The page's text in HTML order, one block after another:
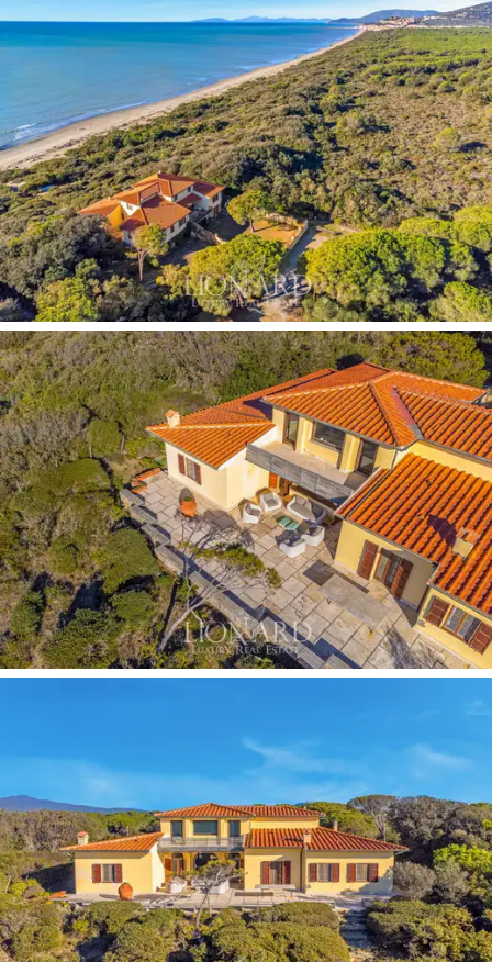
De villa, het resultaat van een vakkundige planning,
beslaat in totaal589 m²en biedt in totaal12
slaapkamers. Dit charmante landgoed valt op door zijn
grote ramenmet uitzicht op de turquoise zee en door
het verfijnde gebruik vantravertijn.Deelegante
historische afwerkingengeven dit landgoed een uniek
karakter en een verhaal dat de verfijning van Italiaans
vakmanschap en design vertelt. Het interieur van de
villa is eenperfecte balans tussen elegantie en
functionaliteit. Op de begane grond bevindt zich een
ruime kamermet een prachtig uitzicht opzee,een
ingerichtekeuken, eenhoofdslaapkamermet uitzicht,
een inloopkast, een en suite badkamer en een tweede
slaapkamer. Op de bovenste verdieping is er een grote
enprachtige woonkamer met een terracotta open
haardengrote boogramendie de zee omlijsten,
talrijke slaapkamers met eigen badkamers en een
panoramisch terrasmet een grenzeloos uitzicht op
de kristalheldere zee van de Toscaanse kust. Op de
begane grond bevinden zich eengarage, een
zelfstandig appartementen talrijke bijkeukens.
pand geeft en helpt een magische en privésfeer te
creëren. In deze betoverende buitenruimte zijn er
verschillende ontspanningsruimtes in de open lucht,
waaronder een tuinhuisje met uitzicht op Monte
Argentario, het eiland Elba en het eiland Giglio. De tuin,
die tot aan de kust reikt, biedt eendirecte verbinding
met de natuuren de rust van het privéstrand.